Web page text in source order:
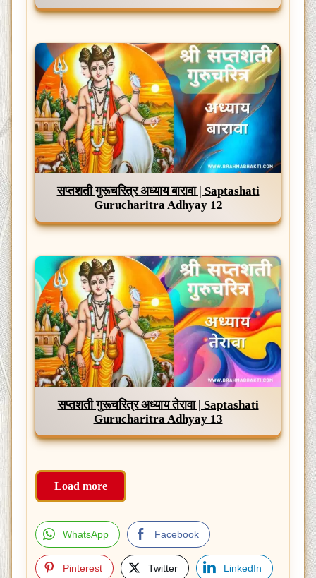
सप्तशती गुरूचरित्र अध्याय बारावा | Saptashati
Gurucharitra Adhyay 12
सप्तशती गुरूचरित्र अध्याय तेरावा | Saptashati
Gurucharitra Adhyay 13
Load more
WhatsApp Facebook
Pinterest Twitter LinkedIn